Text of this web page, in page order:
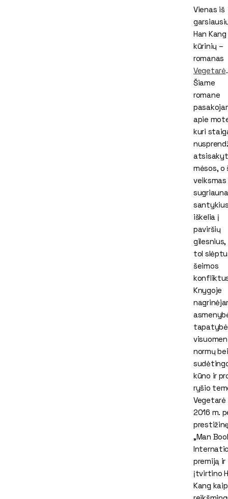
Vienas iš
Han Kang
kūrinių –
romanas
Vegetarė.
Šiame
romane
apie
kuri
mėsos, o
veiksmas
iškelia į
paviršių
gilesnius,
tol
šeimos
Knygoje
normų bei
kūno ir
ryšio
Vegetarė
2016 m.
„Man
premiją ir
įtvirtino
Kang kaip